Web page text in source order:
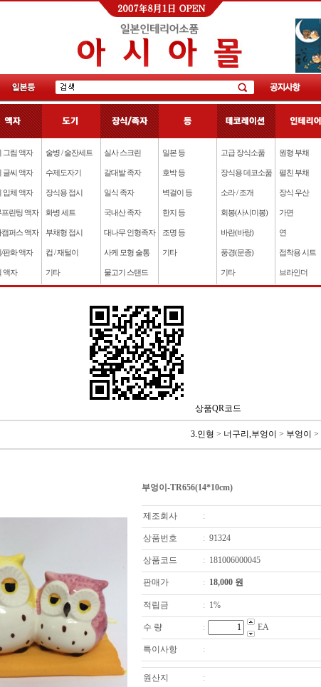
그림 액자
글씨 액자
입체 액자
린팅 액자
퍼스 액자
판화 액자
액자
술병 / 술잔세트
수제도자기
장식용 접시
화병 세트
부채형 접시
컵 / 재털이
기타
실사 스크린
갈대발 족자
일식 족자
국내산 족자
대나무 인형족자
사케 모형 술통
물고기 스탠드
일본 등
호박 등
벽걸이 등
한지 등
조명 등
기타
고급 장식소품
장식용 데코소품
소라 / 조개
회봉(사시미봉)
바란(바랑)
풍경(문종)
기타
원형 부채
펼친 부채
장식 우산
가면
연
접착용 시트
브라인더
상품QR코드
3.인형 > 너구리,부엉이 > 부엉이 >
부엉이-TR656(14*10cm)
제조회사 :
상품번호 : 91324
상품코드 : 181006000045
판매가 : 18,000 원
적립금 : 1%
수 량 : EA
특이사항 :
원산지 :